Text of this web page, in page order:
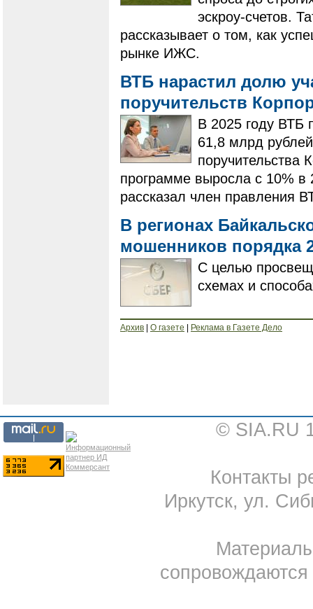
эскроу-счетов.
рассказывает о том, как
рынке ИЖС.
ВТБ нарастил долю
поручительств
В 2025 году ВТБ
61,8 млрд
программе выросла с 10% в
рассказал член правления
В регионах
мошенников порядка
С целью
схемах и
Архив О газете Реклама в Газете Дело
© SIA.RU
Контакты
Иркутск, ул.